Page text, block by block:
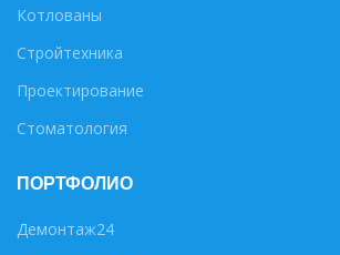
Котлованы
Стройтехника
Проектирование
Стоматология
ПОРТФОЛИО
Демонтаж24